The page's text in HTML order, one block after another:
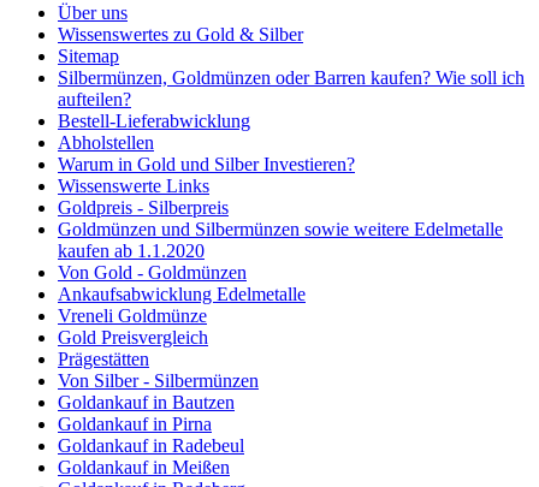
Über uns
Wissenswertes zu Gold & Silber
Sitemap
Silbermünzen, Goldmünzen oder Barren kaufen? Wie soll ich
aufteilen?
Bestell-Lieferabwicklung
Abholstellen
Warum in Gold und Silber Investieren?
Wissenswerte Links
Goldpreis - Silberpreis
Goldmünzen und Silbermünzen sowie weitere Edelmetalle
kaufen ab 1.1.2020
Von Gold - Goldmünzen
Ankaufsabwicklung Edelmetalle
Vreneli Goldmünze
Gold Preisvergleich
Prägestätten
Von Silber - Silbermünzen
Goldankauf in Bautzen
Goldankauf in Pirna
Goldankauf in Radebeul
Goldankauf in Meißen